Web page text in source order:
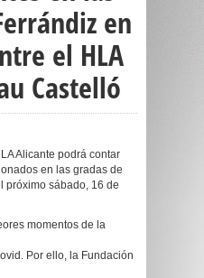
en
el HLA
Castelló
Alicante podrá contar
en las gradas de
próximo sábado, 16 de
momentos de la
Por ello, la Fundación